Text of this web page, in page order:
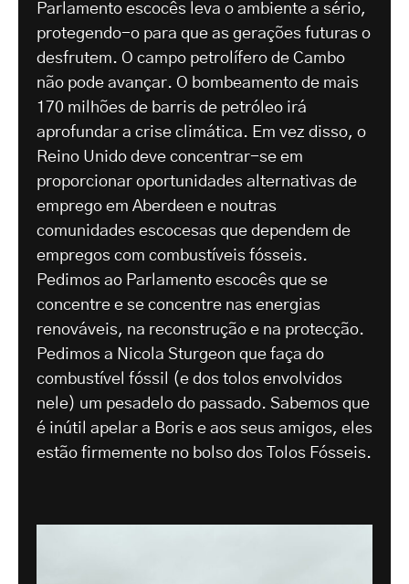
Parlamento escocês leva o ambiente a sério,
protegendo-o para que as gerações futuras o
desfrutem. O campo petrolífero de Cambo
não pode avançar. O bombeamento de mais
170 milhões de barris de petróleo irá
aprofundar a crise climática. Em vez disso, o
Reino Unido deve concentrar-se em
proporcionar oportunidades alternativas de
emprego em Aberdeen e noutras
comunidades escocesas que dependem de
empregos com combustíveis fósseis.
Pedimos ao Parlamento escocês que se
concentre e se concentre nas energias
renováveis, na reconstrução e na protecção.
Pedimos a Nicola Sturgeon que faça do
combustível fóssil (e dos tolos envolvidos
nele) um pesadelo do passado. Sabemos que
é inútil apelar a Boris e aos seus amigos, eles
estão firmemente no bolso dos Tolos Fósseis.